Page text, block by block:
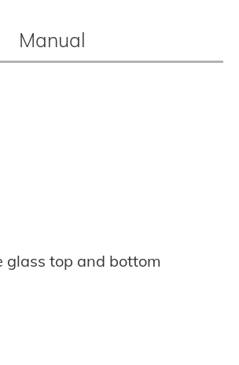
Manual
top and bottom